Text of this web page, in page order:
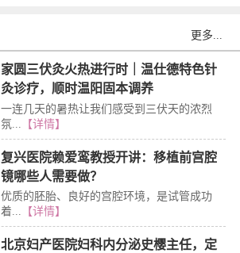
更多...
家圆三伏灸火热进行时｜温仕德特色针
灸诊疗，顺时温阳固本调养
一连几天的暑热让我们感受到三伏天的浓烈
氛...
【详情】
复兴医院赖爱鸾教授开讲：移植前宫腔
镜哪些人需要做？
优质的胚胎、良好的宫腔环境，是试管成功
着... 【详情】
北京妇产医院妇科内分泌史樱主任，定